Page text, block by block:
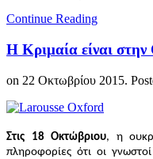
Continue Reading
Η Κριμαία είναι
on 22 Οκτωβρίου 2015.
Στις 18 Οκτώβριου, η
πληροφορίες ότι οι